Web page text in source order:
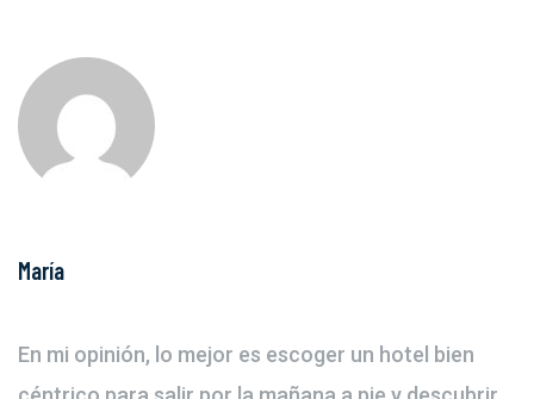
María
En mi opinión, lo mejor es escoger un hotel bien